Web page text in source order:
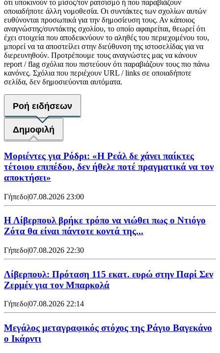
ότι υποκινούν το μίσος/τον ρατσισμό ή που παραβιάζουν
οποιαδήποτε άλλη νομοθεσία. Οι συντάκτες των σχολίων αυτών
ευθύνονται προσωπικά για την δημοσίευση τους. Αν κάποιος
αναγνώστης/συντάκτης σχολίου, το οποίο αφαιρείται, θεωρεί ότι
έχει στοιχεία που αποδεικνύουν το αληθές του περιεχομένου του,
μπορεί να τα αποστείλει στην διεύθυνση της ιστοσελίδας για να
διερευνηθούν. Προτρέπουμε τους αναγνώστες μας να κάνουν
report / flag σχόλια που πιστεύουν ότι παραβιάζουν τους πιο πάνω
κανόνες. Σχόλια που περιέχουν URL / links σε οποιαδήποτε
σελίδα, δεν δημοσιεύονται αυτόματα.
Ροή ειδήσεων
Δημοφιλή
Μοριέντες για Ρόδρι: «Η Ρεάλ δε χάνει παίκτες
τέτοιου επιπέδου, δεν ήθελε ποτέ πραγματικά να τον
αποκτήσει»
Γήπεδο|07.08.2026 23:00
Η Λίβερπουλ βρήκε τρόπο να νιώθει πως ο Ντιόγο
Ζότα θα είναι πάντοτε κοντά της...
Γήπεδο|07.08.2026 22:30
Λίβερπουλ: Πρόταση 115 εκατ. ευρώ στην Παρί Σεν
Ζερμέν για τον Μπαρκολά
Γήπεδο|07.08.2026 22:14
Μεγάλος μεταγραφικός στόχος της Ράγιο Βαγεκάνο
ο Ικάρντι